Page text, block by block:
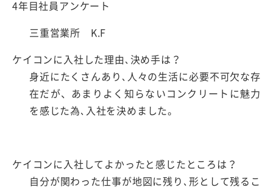
4年目社員アンケート
三重営業所 K.F
ケイコンに入社した理由､決め手は？
身近にたくさんあり､人々の生活に必要不可欠な存
在だが、あまりよく知らないコンクリートに魅力
を感じた為､入社を決めました。
ケイコンに入社してよかったと感じたところは？
自分が関わった仕事が地図に残り､形として残るこ